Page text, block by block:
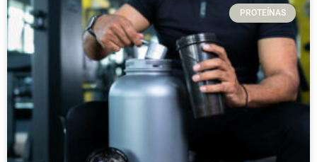
PROTEÍNAS